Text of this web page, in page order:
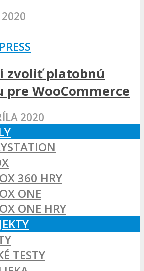
2020
zvoliť platobnú
pre WooCommerce
2020
360 HRY
ONE
ONE HRY
TESTY